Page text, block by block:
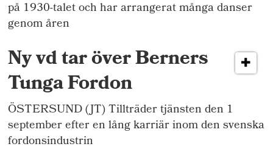
på 1930-talet och har arrangerat många danser
genom åren
Ny vd tar över Berners
Tunga Fordon
ÖSTERSUND (JT) Tillträder tjänsten den 1
september efter en lång karriär inom den svenska
fordonsindustrin